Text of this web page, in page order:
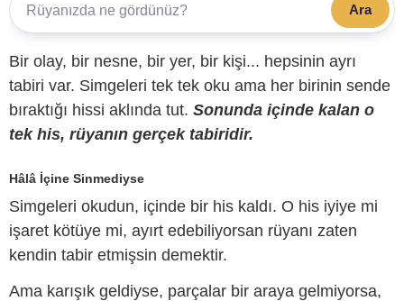
Ara
Bir olay, bir nesne, bir yer, bir kişi... hepsinin ayrı
tabiri var. Simgeleri tek tek oku ama her birinin sende
bıraktığı hissi aklında tut. Sonunda içinde kalan o
tek his, rüyanın gerçek tabiridir.
Hâlâ İçine Sinmediyse
Simgeleri okudun, içinde bir his kaldı. O his iyiye mi
işaret kötüye mi, ayırt edebiliyorsan rüyanı zaten
kendin tabir etmişsin demektir.
Ama karışık geldiyse, parçalar bir araya gelmiyorsa,